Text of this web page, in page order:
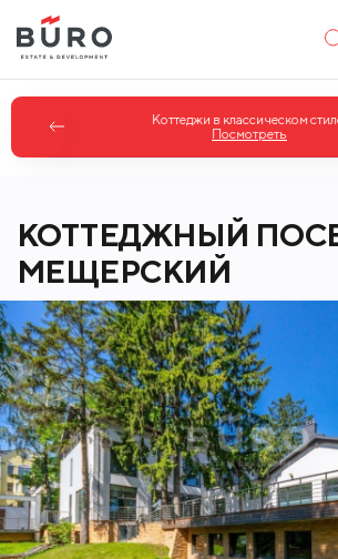
Коттеджи в классическом
Посмотреть
КОТТЕДЖНЫЙ
МЕЩЕРСКИЙ